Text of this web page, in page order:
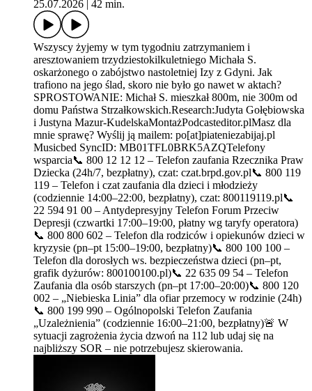
25.07.2026 42 min.
Wszyscy żyjemy w tym tygodniu zatrzymaniem i
aresztowaniem trzydziestokilkuletniego Michała S.
oskarżonego o zabójstwo nastoletniej Izy z Gdyni. Jak
trafiono na jego ślad, skoro nie było go nawet w aktach?
SPROSTOWANIE: Michał S. mieszkał 800m, nie 300m od
domu Państwa Strzałkowskich.Research:Judyta Gołębiowska
i Justyna Mazur-KudelskaMontażPodcasteditor.plMasz dla
mnie sprawę? Wyślij ją mailem: po[at]piateniezabijaj.pl
Musicbed SyncID: MB01TFL0BRK5AZQTelefony
wsparcia📞 800 12 12 12 – Telefon zaufania Rzecznika Praw
Dziecka (24h/7, bezpłatny), czat: czat.brpd.gov.pl📞 800 119
119 – Telefon i czat zaufania dla dzieci i młodzieży
(codziennie 14:00–22:00, bezpłatny), czat: 800119119.pl📞
22 594 91 00 – Antydepresyjny Telefon Forum Przeciw
Depresji (czwartki 17:00–19:00, płatny wg taryfy operatora)
📞 800 800 602 – Telefon dla rodziców i opiekunów dzieci w
kryzysie (pn–pt 15:00–19:00, bezpłatny)📞 800 100 100 –
Telefon dla dorosłych ws. bezpieczeństwa dzieci (pn–pt,
grafik dyżurów: 800100100.pl)📞 22 635 09 54 – Telefon
Zaufania dla osób starszych (pn–pt 17:00–20:00)📞 800 120
002 – „Niebieska Linia” dla ofiar przemocy w rodzinie (24h)
📞 800 199 990 – Ogólnopolski Telefon Zaufania
„Uzależnienia” (codziennie 16:00–21:00, bezpłatny)🚨 W
sytuacji zagrożenia życia dzwoń na 112 lub udaj się na
najbliższy SOR – nie potrzebujesz skierowania.